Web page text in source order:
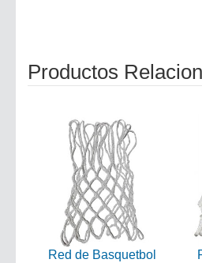
Productos
Red de Basquetbol